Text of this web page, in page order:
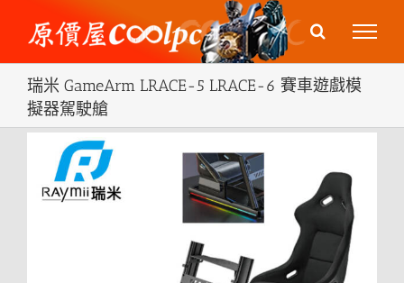
content
瑞米 GameArm LRACE-5 LRACE-6 賽車遊戲模
擬器駕駛艙
Larger
Image